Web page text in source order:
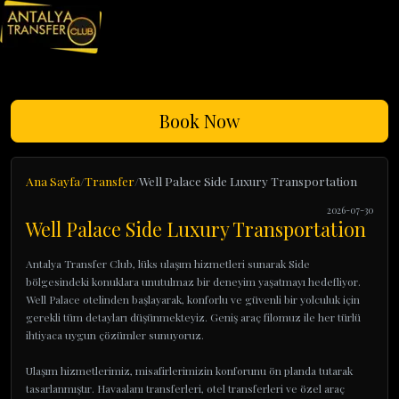
Book Now
Ana Sayfa Transfer Well Palace Side Luxury Transportation
2026-07-30
Well Palace Side Luxury Transportation
Antalya Transfer Club, lüks ulaşım hizmetleri sunarak Side
bölgesindeki konuklara unutulmaz bir deneyim yaşatmayı hedefliyor.
Well Palace otelinden başlayarak, konforlu ve güvenli bir yolculuk için
gerekli tüm detayları düşünmekteyiz. Geniş araç filomuz ile her türlü
ihtiyaca uygun çözümler sunuyoruz.
Ulaşım hizmetlerimiz, misafirlerimizin konforunu ön planda tutarak
tasarlanmıştır. Havaalanı transferleri, otel transferleri ve özel araç